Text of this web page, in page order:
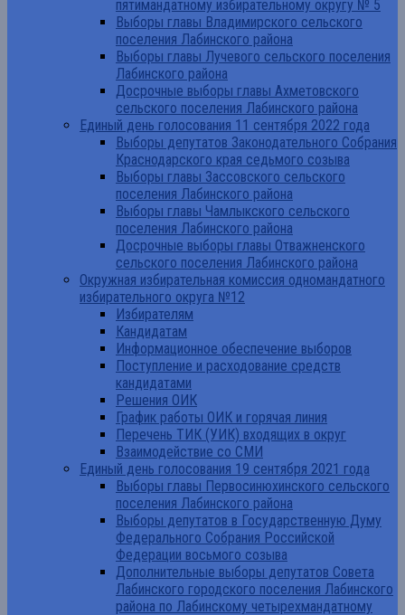
пятимандатному избирательному округу № 5
Выборы главы Владимирского сельского
поселения Лабинского района
Выборы главы Лучевого сельского поселения
Лабинского района
Досрочные выборы главы Ахметовского
сельского поселения Лабинского района
Единый день голосования 11 сентября 2022 года
Выборы депутатов Законодательного Собрания
Краснодарского края седьмого созыва
Выборы главы Зассовского сельского
поселения Лабинского района
Выборы главы Чамлыкского сельского
поселения Лабинского района
Досрочные выборы главы Отважненского
сельского поселения Лабинского района
Окружная избирательная комиссия одномандатного
избирательного округа №12
Избирателям
Кандидатам
Информационное обеспечение выборов
Поступление и расходование средств
кандидатами
Решения ОИК
График работы ОИК и горячая линия
Перечень ТИК (УИК) входящих в округ
Взаимодействие со СМИ
Единый день голосования 19 сентября 2021 года
Выборы главы Первосинюхинского сельского
поселения Лабинского района
Выборы депутатов в Государственную Думу
Федерального Собрания Российской
Федерации восьмого созыва
Дополнительные выборы депутатов Совета
Лабинского городского поселения Лабинского
района по Лабинскому четырехмандатному